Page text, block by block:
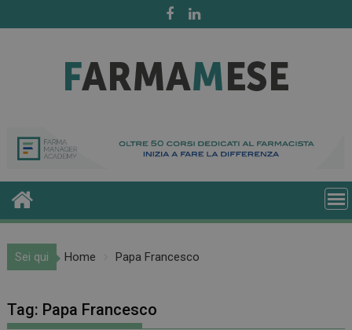
to
Sei qui Home Papa Francesco
Tag: Papa Francesco